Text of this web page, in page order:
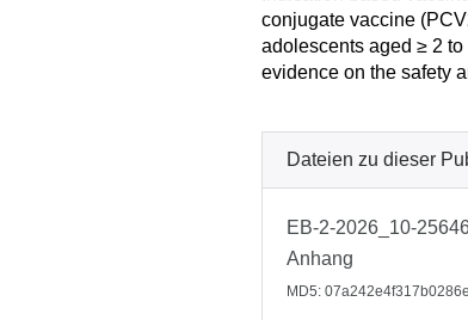
conjugate vaccine
adolescents aged ≥ 2
evidence on the safety
Dateien zu dieser
EB-2-2026_10-
Anhang
MD5: